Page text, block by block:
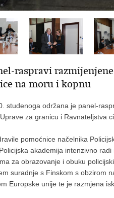
raspravi
na moru i kopnu
studenoga održana je panel-
za granicu i Ravnateljstva
pomoćnice načelnika
akademija intenzivno
za obrazovanje i obuku
suradnje s Finskom s obzirom
Europske unije te je razmjena